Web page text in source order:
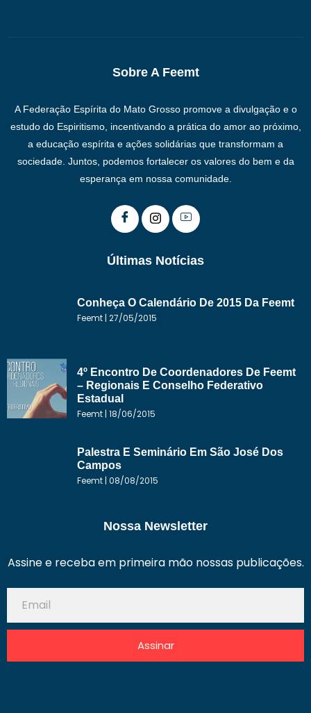
Sobre A Feemt
A Federação Espírita do Mato Grosso promove a divulgação e o
estudo do Espiritismo, incentivando a prática do amor ao próximo,
a educação espírita e ações solidárias que transformam a
sociedade. Juntos, podemos fortalecer os valores do bem e da
esperança em nossa comunidade.
Últimas Notícias
Conheça O Calendário De 2015 Da Feemt
Feemt 27/05/2015
4º Encontro De Coordenadores De Feemt
– Regionais E Conselho Federativo
Estadual
Feemt 18/06/2015
Palestra E Seminário Em São José Dos
Campos
Feemt 08/08/2015
Nossa Newsletter
Assine e receba em primeira mão nossas publicações.
Assinar